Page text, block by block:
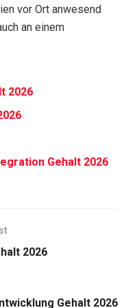
vor Ort anwesend
an einem
2026
Gehalt 2026
2026
Gehalt 2026